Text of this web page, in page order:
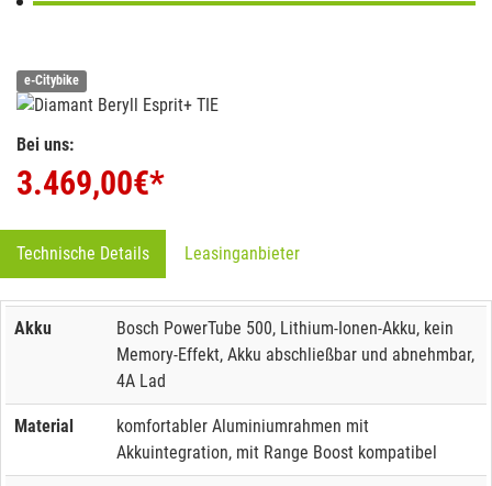
e-Citybike
Bei uns:
3.469,00€*
Technische Details Leasinganbieter
Akku
Bosch PowerTube 500, Lithium-Ionen-Akku, kein
Memory-Effekt, Akku abschließbar und abnehmbar,
4A Lad
Material
komfortabler Aluminiumrahmen mit
Akkuintegration, mit Range Boost kompatibel